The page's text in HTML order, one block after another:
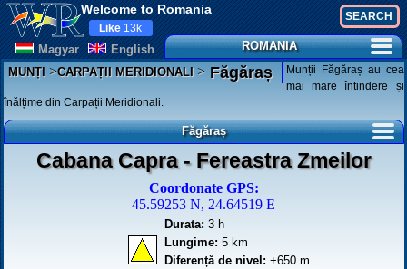
Welcome to Romania
Magyar English
Like 13k
ROMANIA
MUNȚI>CARPAȚII MERIDIONALI>Făgăraș
Munții Făgăraș au cea
mai mare întindere și
înălțime din Carpații Meridionali.
Făgăraș
Cabana Capra - Fereastra Zmeilor
Coordonate GPS:
45.59253 N, 24.64519 E
Durata: 3 h
Lungime: 5 km
Diferență de nivel: +650 m